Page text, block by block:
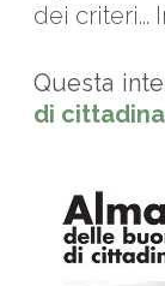
dei criteri...
Questa
di